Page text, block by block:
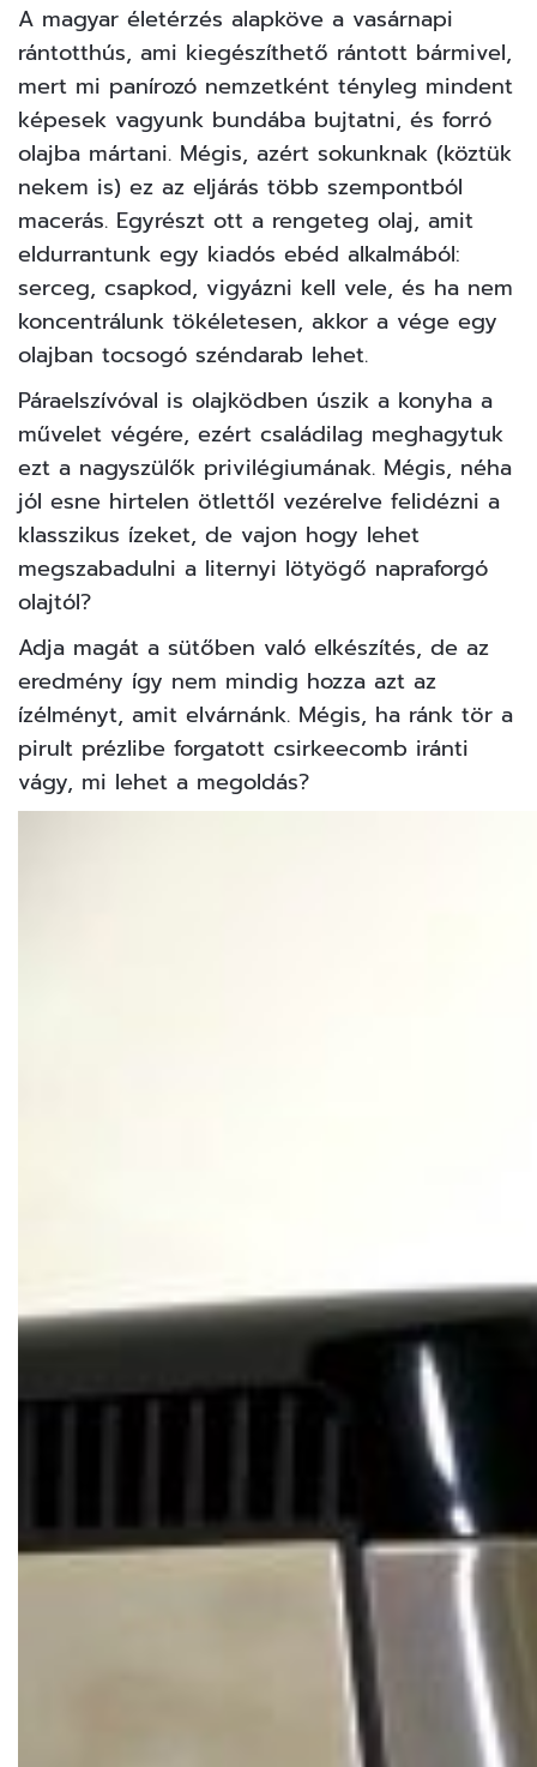
A magyar életérzés alapköve a vasárnapi
rántotthús, ami kiegészíthető rántott bármivel,
mert mi panírozó nemzetként tényleg mindent
képesek vagyunk bundába bujtatni, és forró
olajba mártani. Mégis, azért sokunknak (köztük
nekem is) ez az eljárás több szempontból
macerás. Egyrészt ott a rengeteg olaj, amit
eldurrantunk egy kiadós ebéd alkalmából:
serceg, csapkod, vigyázni kell vele, és ha nem
koncentrálunk tökéletesen, akkor a vége egy
olajban tocsogó széndarab lehet.
Páraelszívóval is olajködben úszik a konyha a
művelet végére, ezért családilag meghagytuk
ezt a nagyszülők privilégiumának. Mégis, néha
jól esne hirtelen ötlettől vezérelve felidézni a
klasszikus ízeket, de vajon hogy lehet
megszabadulni a liternyi lötyögő napraforgó
olajtól?
Adja magát a sütőben való elkészítés, de az
eredmény így nem mindig hozza azt az
ízélményt, amit elvárnánk. Mégis, ha ránk tör a
pirult prézlibe forgatott csirkeecomb iránti
vágy, mi lehet a megoldás?